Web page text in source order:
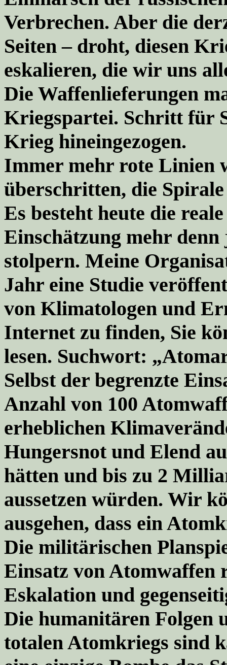
Verbrechen. Aber die
Seiten – droht, diesen
eskalieren, die wir uns
Die Waffenlieferungen
Kriegspartei. Schritt für
Krieg hineingezogen.
Immer mehr rote Linien
überschritten, die
Es besteht heute die
Einschätzung mehr
stolpern. Meine
Jahr eine Studie
von Klimatologen und
Internet zu finden, Sie
lesen. Suchwort:
Selbst der begrenzte
Anzahl von 100
erheblichen
Hungersnot und Elend
hätten und bis zu 2
aussetzen würden. Wir
ausgehen, dass ein
Die militärischen
Einsatz von Atomwaffen
Eskalation und
Die humanitären Folgen
totalen Atomkriegs sind